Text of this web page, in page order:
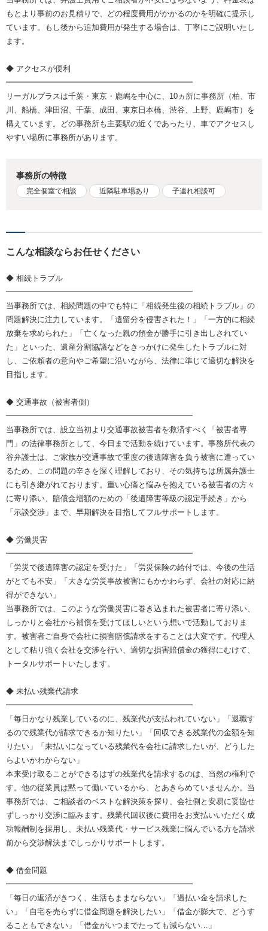
もとより事前のお見積りで、どの程度費用がかかるのかを明確に提示し
ています。もし後から追加費用が発生する場合は、丁寧にご説明いたし
ます。
◆ アクセスが便利
━━━━━━━━━━━━━━━━━━━━━━━━
リーガルプラスは千葉・東京・鹿嶋を中心に、10ヵ所に事務所（柏、市
川、船橋、津田沼、千葉、成田、東京日本橋、渋谷、上野、鹿嶋市）を
構えています。どの事務所も主要駅の近くであったり、車でアクセスし
やすい場所に事務所があります。
事務所の特徴
完全個室で相談 近隣駐車場あり 子連れ相談可
こんな相談ならお任せください
◆ 相続トラブル
━━━━━━━━━━━━━━━━━━━━━━━━
当事務所では、相続問題の中でも特に「相続発生後の相続トラブル」の
問題解決に注力しています。「遺留分を侵害された！」「一方的に相続
放棄を求められた」「亡くなった親の預金が勝手に引き出しされてい
た」といった、遺産分割協議などをきっかけに発生したトラブルに対
し、ご依頼者の意向やご希望に沿いながら、法律に準じて適切な解決を
目指します。
◆ 交通事故（被害者側）
━━━━━━━━━━━━━━━━━━━━━━━━
当事務所では、設立当初より交通事故被害者を救済すべく「被害者専
門」の法律事務所として、今日まで活動を続けています。事務所代表の
谷弁護士は、ご家族が交通事故で重度の後遺障害を負う被害に遭ってい
るため、この問題の辛さを深く理解しており、その気持ちは所属弁護士
にも引き継がれております。重い心痛と悩みを抱えている被害者の方々
に寄り添い、賠償金増額のための「後遺障害等級の認定手続き」から
「示談交渉」まで、早期解決を目指してフルサポートします。
◆ 労働災害
━━━━━━━━━━━━━━━━━━━━━━━━
「労災で後遺障害の認定を受けた」「労災保険の給付では、今後の生活
がとても不安」「大きな労災事故被害にもかかわらず、会社の対応に納
得ができない」
当事務所では、このような労働災害に巻き込まれた被害者に寄り添い、
しっかりと会社から補償を受けてほしいという想いで活動しておりま
す。被害者ご自身で会社に損害賠償請求をすることは大変です。代理人
として粘り強く会社を交渉を行い、適切な損害賠償金の獲得にむけて、
トータルサポートいたします。
◆ 未払い残業代請求
━━━━━━━━━━━━━━━━━━━━━━━━
「毎日かなり残業しているのに、残業代が支払われていない」「退職す
るので残業代が請求できるか知りたい」「回収できる残業代の金額を知
りたい」「未払いになっている残業代を会社に請求したいが、どうした
らよいかわからない」
本来受け取ることができるはずの残業代を請求するのは、当然の権利で
す。他の従業員は黙って働いているから、とあきらめていませんか。当
事務所では、ご相談者のベストな解決策を探り、会社側と安易に妥協せ
ずしっかり交渉に臨みます。残業代回収後に費用をお支払いいただく成
功報酬制を採用し、未払い残業代・サービス残業に悩んでいる方を請求
前から交渉解決までしっかりサポートします。
◆ 借金問題
━━━━━━━━━━━━━━━━━━━━━━━━
「毎日の返済がきつく、生活もままならない」「過払い金を請求した
い」「自宅を売らずに借金問題を解決したい」「借金が膨大で、どうす
ることもできない」「借金がいつまでたっても減らない…」